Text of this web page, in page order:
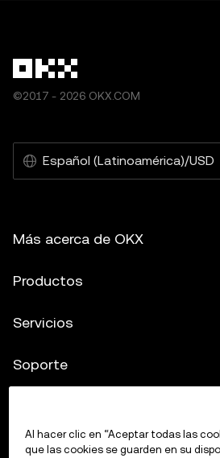
©2017 - 2026 OKX.COM
Español (Latinoamérica)/USD
Más acerca de OKX
Productos
Servicios
Soporte
Calculadora de criptomonedas
Al hacer clic en “Aceptar todas las
que las cookies se guarden en su